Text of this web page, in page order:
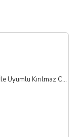
İphone 11 İle Uyumlu Kırılmaz Cam Çizilmez Darbe Emici Anti Static Süper Kalite